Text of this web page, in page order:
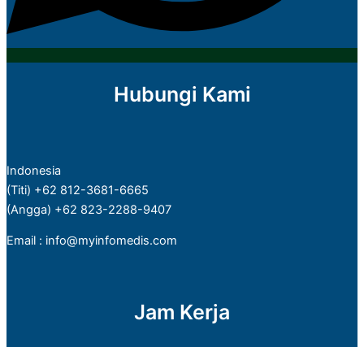
Hubungi Kami
Indonesia
(Titi) +62 812-3681-6665
(Angga) +62 823-2288-9407
Email : info@myinfomedis.com
Jam Kerja